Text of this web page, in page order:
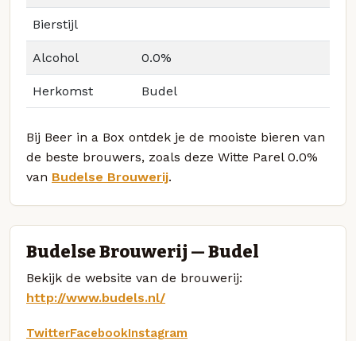
Bierstijl
Alcohol 0.0%
Herkomst Budel
Bij Beer in a Box ontdek je de mooiste bieren van
de beste brouwers, zoals deze Witte Parel 0.0%
van Budelse Brouwerij.
Budelse Brouwerij — Budel
Bekijk de website van de brouwerij:
http://www.budels.nl/
TwitterFacebookInstagram